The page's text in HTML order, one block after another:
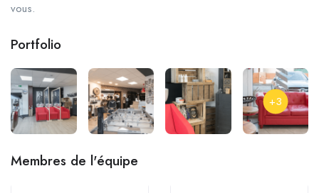
vous.
Portfolio
+3
Membres de l'équipe